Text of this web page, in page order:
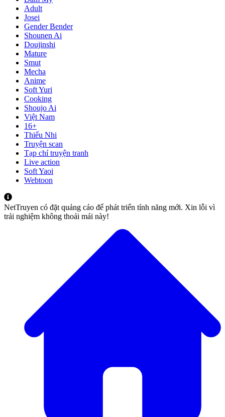
Adult
Josei
Gender Bender
Shounen Ai
Doujinshi
Mature
Smut
Mecha
Anime
Soft Yuri
Cooking
Shoujo Ai
Việt Nam
16+
Thiếu Nhi
Truyện scan
Tạp chí truyện tranh
Live action
Soft Yaoi
Webtoon
NetTruyen có đặt quảng cáo để phát triển tính năng mới. Xin lỗi vì
trải nghiệm không thoải mái này!